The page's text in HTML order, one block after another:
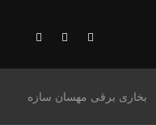
بخاری برقی مهسان سازه